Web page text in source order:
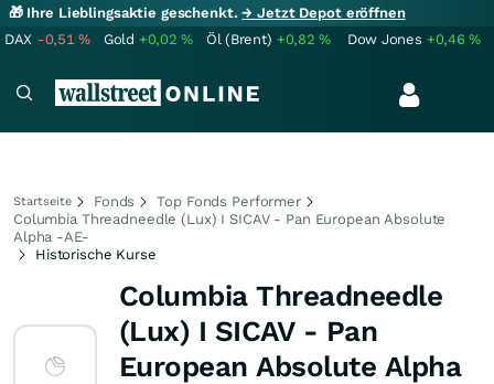
🎁 Ihre Lieblingsaktie geschenkt.→ Jetzt Depot eröffnen
DAX -0,51% Gold +0,02% Öl (Brent) +0,82% Dow Jones +0,46%
Startseite Fonds
Top Fonds Performer
Columbia Threadneedle (Lux) I SICAV - Pan European Absolute
Alpha -AE-
Historische Kurse
Columbia Threadneedle
(Lux) I SICAV - Pan
European Absolute Alpha